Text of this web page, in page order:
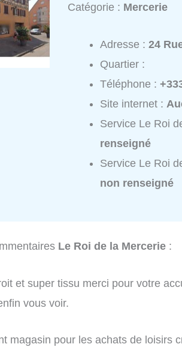
Catégorie : Mercerie
Adresse :24
Quartier :
Téléphone :
Site internet :
Service Le Roi
renseigné
Service Le Roi
non renseigné
Le Roi de la Mercerie :
et super tissu merci pour votre
vous voir.
magasin pour les achats de loisirs